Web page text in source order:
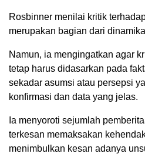
Rosbinner menilai kritik
merupakan bagian dari
Namun, ia mengingatkan agar
tetap harus didasarkan pada
sekadar asumsi atau persepsi
konfirmasi dan data yang jelas.
Ia menyoroti sejumlah
terkesan memaksakan
menimbulkan kesan adanya